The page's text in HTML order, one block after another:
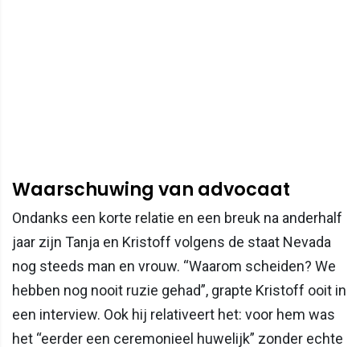
Waarschuwing van advocaat
Ondanks een korte relatie en een breuk na anderhalf
jaar zijn Tanja en Kristoff volgens de staat Nevada
nog steeds man en vrouw. “Waarom scheiden? We
hebben nog nooit ruzie gehad”, grapte Kristoff ooit in
een interview. Ook hij relativeert het: voor hem was
het “eerder een ceremonieel huwelijk” zonder echte